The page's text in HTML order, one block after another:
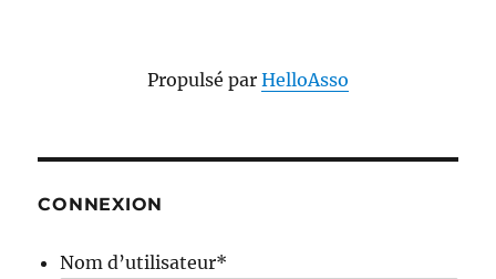
Propulsé par HelloAsso
CONNEXION
Nom d’utilisateur*